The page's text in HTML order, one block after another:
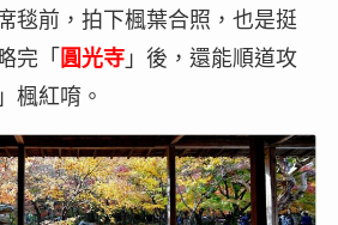
毯前，拍下楓葉合照，也是挺
完「 圓光寺」後，還能順道攻
楓紅唷。